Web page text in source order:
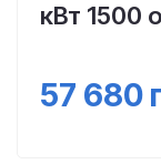
кВт 1500
57 680